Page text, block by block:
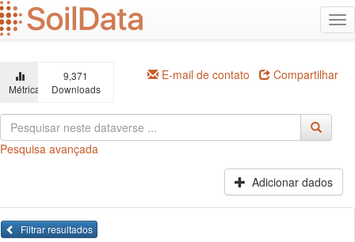
Ir
para
o
principal
Métricas
9,371
Downloads
E-mail de contato Compartilhar
Pesquisa avançada
Adicionar dados
Filtrar resultados